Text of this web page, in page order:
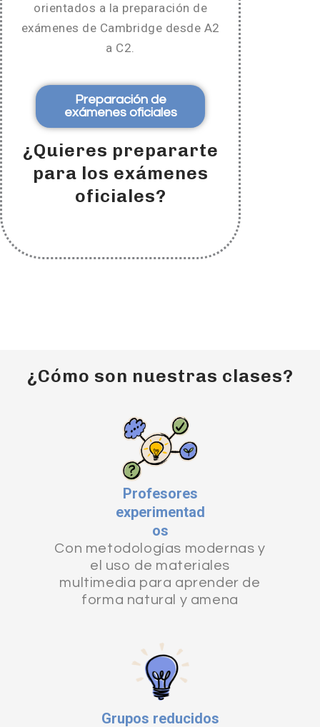
¿Quieres prepararte
para los exámenes
oficiales?
orientados a la preparación de
exámenes de Cambridge desde A2
a C2.
Preparación de
exámenes oficiales
¿Cómo son nuestras clases?
Profesores
experimentad
os
Con metodologías modernas y
el uso de materiales
multimedia para aprender de
forma natural y amena
Grupos reducidos